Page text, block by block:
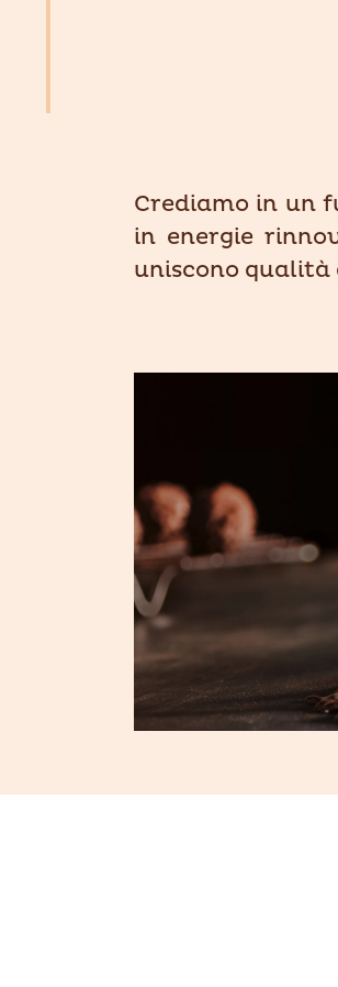
Crediamo in un
in energie
uniscono qualità